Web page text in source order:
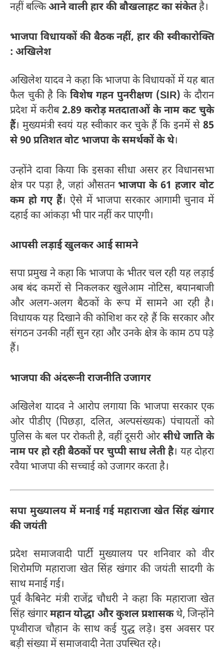
नहीं बल्किआने वाली हार की बौखलाहट का संकेतहै।
भाजपा विधायकों की बैठक नहीं, हार की स्वीकारोक्ति
: अखिलेश
अखिलेश यादव ने कहा कि भाजपा के विधायकों में यह बात
फैल चुकी है कि विशेष गहन पुनरीक्षण (SIR) के दौरान
प्रदेश में करीब2.89 करोड़ मतदाताओं के नाम कट चुके
हैं। मुख्यमंत्री स्वयं यह स्वीकार कर चुके हैं कि इनमें से 85
से 90 प्रतिशत वोट भाजपा के समर्थकों के थे।
उन्होंने दावा किया कि इसका सीधा असर हर विधानसभा
क्षेत्र पर पड़ा है, जहां औसतनभाजपा के 61 हजार वोट
कम हो गए हैं। ऐसे में भाजपा सरकार आगामी चुनाव में
दहाई का आंकड़ा भी पार नहीं कर पाएगी।
आपसी लड़ाई खुलकर आई सामने
सपा प्रमुख ने कहा कि भाजपा के भीतर चल रही यह लड़ाई
अब बंद कमरों से निकलकर खुलेआम नोटिस, बयानबाजी
और अलग-अलग बैठकों के रूप में सामने आ रही है।
विधायक यह दिखाने की कोशिश कर रहे हैं कि सरकार और
संगठन उनकी नहीं सुन रहा और उनके क्षेत्र के काम ठप पड़े
हैं।
भाजपा की अंदरूनी राजनीति उजागर
अखिलेश यादव ने आरोप लगाया कि भाजपा सरकार एक
ओर पीडीए (पिछड़ा, दलित, अल्पसंख्यक) पंचायतों को
पुलिस के बल पर रोकती है, वहीं दूसरी ओरसीधे जाति के
नाम पर हो रही बैठकों पर चुप्पी साध लेती है। यह दोहरा
रवैया भाजपा की सच्चाई को उजागर करता है।
सपा मुख्यालय में मनाई गई महाराजा खेत सिंह खंगार
की जयंती
प्रदेश समाजवादी पार्टी मुख्यालय पर शनिवार को वीर
शिरोमणि महाराजा खेत सिंह खंगार की जयंती सादगी के
साथ मनाई गई।
पूर्व कैबिनेट मंत्री राजेंद्र चौधरी ने कहा कि महाराजा खेत
सिंह खंगारमहान योद्धा और कुशल प्रशासकथे, जिन्होंने
पृथ्वीराज चौहान के साथ कई युद्ध लड़े। इस अवसर पर
बड़ी संख्या में समाजवादी नेता उपस्थित रहे।